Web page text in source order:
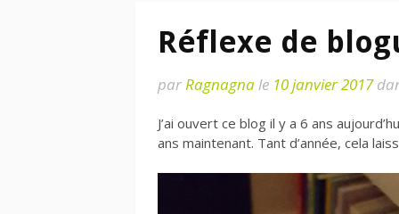
Réflexe de
parRagnagnale 10 janvier 2017
J’ai ouvert ce blog il y a 6 ans
ans maintenant. Tant d’année, cela